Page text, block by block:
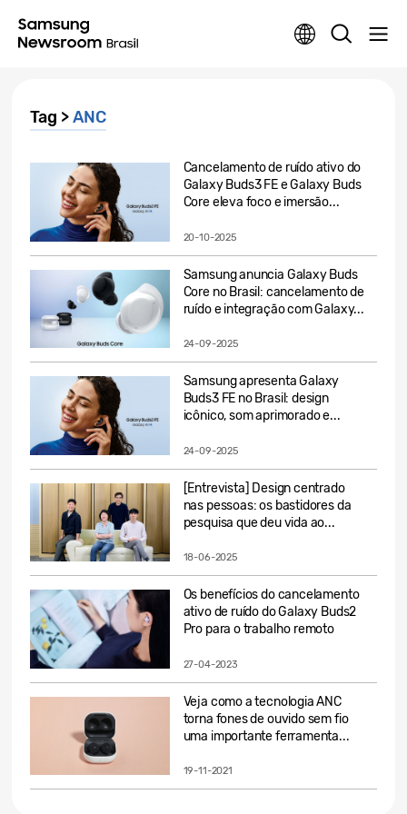
Tag >ANC
Cancelamento de ruído ativo do
Galaxy Buds3 FE e Galaxy Buds
Core eleva foco e imersão...
20-10-2025
Samsung anuncia Galaxy Buds
Core no Brasil: cancelamento de
ruído e integração com Galaxy...
24-09-2025
Samsung apresenta Galaxy
Buds3 FE no Brasil: design
icônico, som aprimorado e...
24-09-2025
[Entrevista] Design centrado
nas pessoas: os bastidores da
pesquisa que deu vida ao...
18-06-2025
Os benefícios do cancelamento
ativo de ruído do Galaxy Buds2
Pro para o trabalho remoto
27-04-2023
Veja como a tecnologia ANC
torna fones de ouvido sem fio
uma importante ferramenta...
19-11-2021